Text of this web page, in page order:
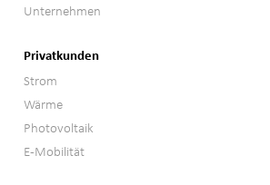
Unternehmen
Privatkunden
Strom
Wärme
Photovoltaik
E-Mobilität